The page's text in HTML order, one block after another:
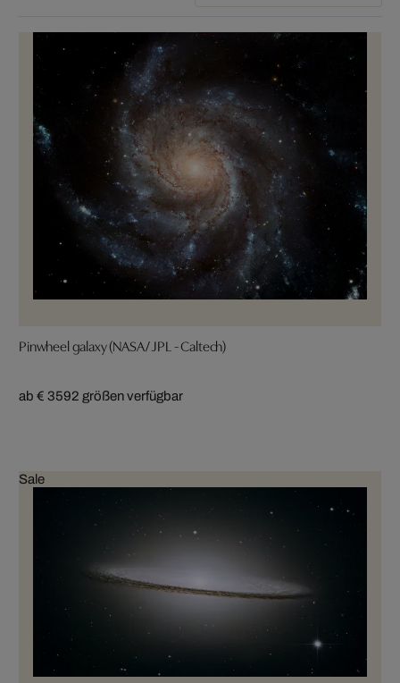
Pinwheel galaxy (NASA/ JPL - Caltech)
ab € 3592 größen verfügbar
Sale